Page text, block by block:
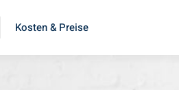
Kosten & Preise